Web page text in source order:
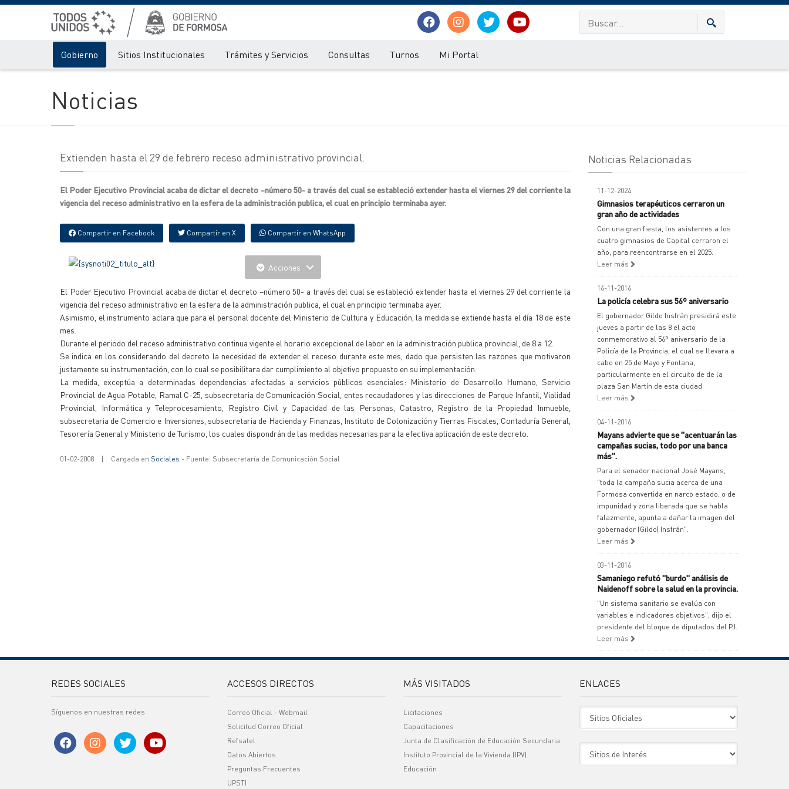
Gobierno Sitios Institucionales Trámites y Servicios Consultas Turnos Mi Portal
Noticias
Extienden hasta el 29 de febrero receso administrativo provincial.
El Poder Ejecutivo Provincial acaba de dictar el decreto –número 50- a través del cual se estableció extender hasta el viernes 29 del corriente la
vigencia del receso administrativo en la esfera de la administración publica, el cual en principio terminaba ayer.
Compartir en Facebook Compartir en X Compartir en WhatsApp
Acciones
El Poder Ejecutivo Provincial acaba de dictar el decreto –número 50- a través del cual se estableció extender hasta el viernes 29 del corriente la
vigencia del receso administrativo en la esfera de la administración publica, el cual en principio terminaba ayer.
Asimismo, el instrumento aclara que para el personal docente del Ministerio de Cultura y Educación, la medida se extiende hasta el día 18 de este
mes.
Durante el periodo del receso administrativo continua vigente el horario excepcional de labor en la administración publica provincial, de 8 a 12.
Se indica en los considerando del decreto la necesidad de extender el receso durante este mes, dado que persisten las razones que motivaron
justamente su instrumentación, con lo cual se posibilitara dar cumplimiento al objetivo propuesto en su implementación.
La medida, exceptúa a determinadas dependencias afectadas a servicios públicos esenciales: Ministerio de Desarrollo Humano, Servicio
Provincial de Agua Potable, Ramal C-25, subsecretaria de Comunicación Social, entes recaudadores y las direcciones de Parque Infantil, Vialidad
Provincial, Informática y Teleprocesamiento, Registro Civil y Capacidad de las Personas, Catastro, Registro de la Propiedad Inmueble,
subsecretaria de Comercio e Inversiones, subsecretaria de Hacienda y Finanzas, Instituto de Colonización y Tierras Fiscales, Contaduría General,
Tesorería General y Ministerio de Turismo, los cuales dispondrán de las medidas necesarias para la efectiva aplicación de este decreto.
01-02-2008 | Cargada en Sociales - Fuente: Subsecretaría de Comunicación Social
Noticias Relacionadas
11-12-2024
Gimnasios terapéuticos cerraron un
gran año de actividades
Con una gran fiesta, los asistentes a los
cuatro gimnasios de Capital cerraron el
año, para reencontrarse en el 2025.
Leer más
16-11-2016
La policía celebra sus 56º aniversario
El gobernador Gildo Insfrán presidirá este
jueves a partir de las 8 el acto
conmemorativo al 56º aniversario de la
Policía de la Provincia, el cual se llevara a
cabo en 25 de Mayo y Fontana,
particularmente en el circuito de de la
plaza San Martín de esta ciudad.
Leer más
04-11-2016
Mayans advierte que se "acentuarán las
campañas sucias, todo por una banca
más".
Para el senador nacional José Mayans,
"toda la campaña sucia acerca de una
Formosa convertida en narco estado, o de
impunidad y zona liberada que se habla
falazmente, apunta a dañar la imagen del
gobernador (Gildo) Insfrán".
Leer más
03-11-2016
Samaniego refutó "burdo" análisis de
Naidenoff sobre la salud en la provincia.
"Un sistema sanitario se evalúa con
variables e indicadores objetivos", dijo el
presidente del bloque de diputados del PJ.
Leer más
REDES SOCIALES
Síguenos en nuestras redes
ACCESOS DIRECTOS
Correo Oficial - Webmail
Solicitud Correo Oficial
Refsatel
Datos Abiertos
Preguntas Frecuentes
UPSTI
MÁS VISITADOS
Licitaciones
Capacitaciones
Junta de Clasificación de Educación Secundaria
Instituto Provincial de la Vivienda (IPV)
Educación
ENLACES